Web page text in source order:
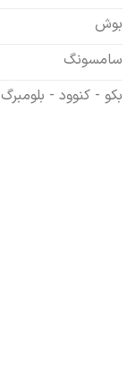
بوش
سامسونگ
بکو - کنوود - بلومبرگ